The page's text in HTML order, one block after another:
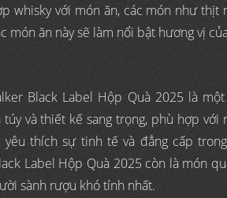
whisky với món ăn, các món như
món ăn này sẽ làm nổi bật hương vị
Black Label Hộp Quà 2025 là
túy và thiết kế sang trọng, phù hợp
yêu thích sự tinh tế và đẳng cấp
Label Hộp Quà 2025 còn là món
sành rượu khó tính nhất.